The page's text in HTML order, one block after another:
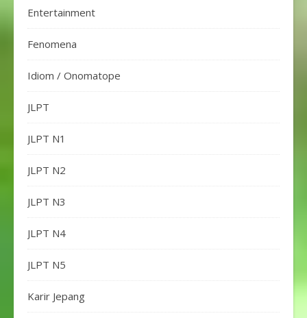
Entertainment
Fenomena
Idiom / Onomatope
JLPT
JLPT N1
JLPT N2
JLPT N3
JLPT N4
JLPT N5
Karir Jepang